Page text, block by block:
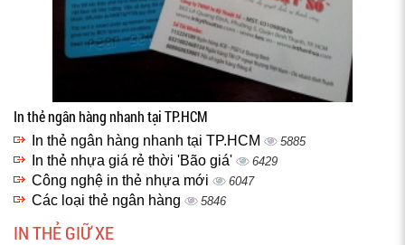
In thẻ ngân hàng nhanh tại TP.HCM
In thẻ ngân hàng nhanh tại TP.HCM 5885
In thẻ nhựa giá rẻ thời 'Bão giá' 6429
Công nghệ in thẻ nhựa mới 6047
Các loại thẻ ngân hàng 5846
IN THẺ GIỮ XE